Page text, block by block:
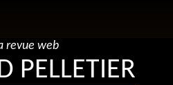
revue web
PELLETIER